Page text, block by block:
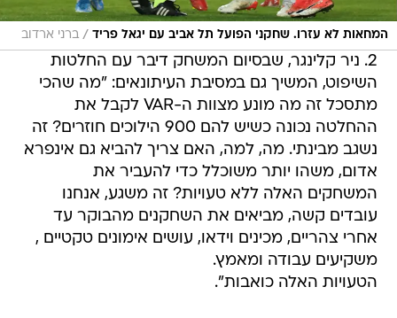
המחאות לא עזרו. שחקני הפועל תל אביב עם יגאל פריד / ברני ארדוב
2. ניר קלינגר, שבסיום המשחק דיבר עם החלטות
השיפוט, המשיך גם במסיבת העיתונאים: "מה שהכי
מתסכל זה מה מונע מצוות ה-VAR לקבל את
ההחלטה נכונה כשיש להם 900 הילוכים חוזרים? זה
נשגב מבינתי. מה, למה, האם צריך להביא גם אינפרא
אדום, משהו יותר משוכלל כדי להעביר את
המשחקים האלה ללא טעויות? זה משגע, אנחנו
עובדים קשה, מביאים את השחקנים מהבוקר עד
אחרי צהריים, מכינים וידאו, עושים אימונים טקטיים ,
משקיעים עבודה ומאמץ.
הטעויות האלה כואבות".